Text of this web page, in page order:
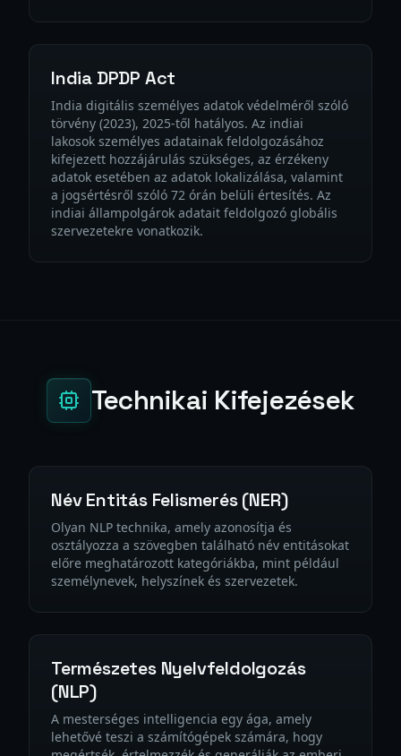
India DPDP Act
India digitális személyes adatok védelméről szóló
törvény (2023), 2025-től hatályos. Az indiai
lakosok személyes adatainak feldolgozásához
kifejezett hozzájárulás szükséges, az érzékeny
adatok esetében az adatok lokalizálása, valamint
a jogsértésről szóló 72 órán belüli értesítés. Az
indiai állampolgárok adatait feldolgozó globális
szervezetekre vonatkozik.
Technikai Kifejezések
Név Entitás Felismerés (NER)
Olyan NLP technika, amely azonosítja és
osztályozza a szövegben található név entitásokat
előre meghatározott kategóriákba, mint például
személynevek, helyszínek és szervezetek.
Természetes Nyelvfeldolgozás
(NLP)
A mesterséges intelligencia egy ága, amely
lehetővé teszi a számítógépek számára, hogy